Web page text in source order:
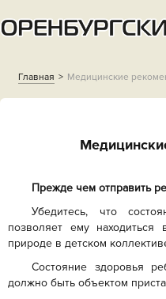
Главная Медицинские
Прежде чем отправить
Убедитесь, что
позволяет ему находиться
природе в детском
Состояние здоровья
должно быть объектом